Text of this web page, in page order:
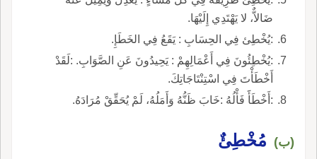
ضَالاٌّ، لا يَهْتَدِي إِلَيْهَا.
:يُخْطِئ فِي الحِسَابِ : يَقَعُ فِي الخَطَإِ.
:يُخْطِئُونَ فِي أَعْمَالِهِمْ : يَحِيدُونَ عَنِ الصَّوَابِ. :لَقَدْ
أَخْطَأْتَ فِي اسْتِنْتَاجَاتِكَ.
:أَخْطَأََ فَأْلُهُ :خَابَ ظَنُّهُ وَأَمَلُهُ، لَمْ يُحَقِّقْ مُرَادَهُ.
(ب) مُخْطِئٌ